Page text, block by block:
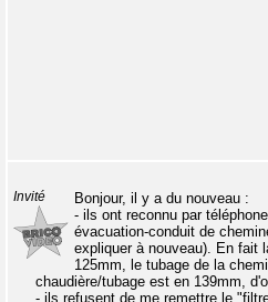
Invité
Bonjour, il y a du nouveau :
- ils ont reconnu par
évacuation-conduit de
expliquer à nouveau). En fait
125mm, le tubage de la
chaudière/tubage est en 139mm,
- ils refusent de me remettre le